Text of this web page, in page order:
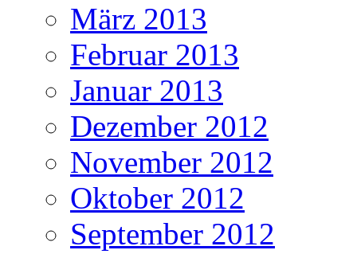
März 2013
Februar 2013
Januar 2013
Dezember 2012
November 2012
Oktober 2012
September 2012